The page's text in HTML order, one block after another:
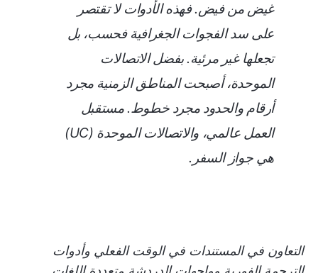
غيض من فيض. فهذه الأدوات لا تقتصر
على سد الفجوات الجغرافية فحسب، بل
تجعلها غير مرئية.بفضل الاتصالات
الموحدة، أصبحت المناطق الزمنية مجرد
أرقام والحدود مجرد خطوط. مستقبل
العمل عالمي، والاتصالات الموحدة (UC)
هي جواز السفر.
التعاون في المستندات في الوقت الفعلي وأدوات